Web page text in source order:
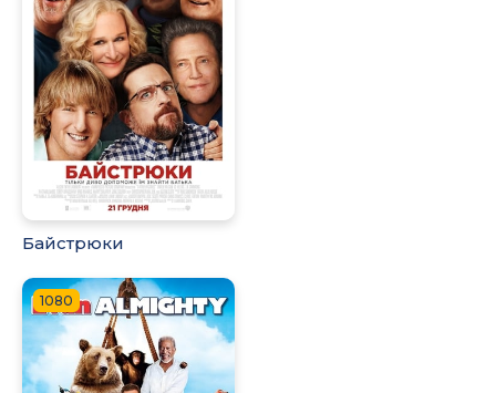
Байстрюки
1080